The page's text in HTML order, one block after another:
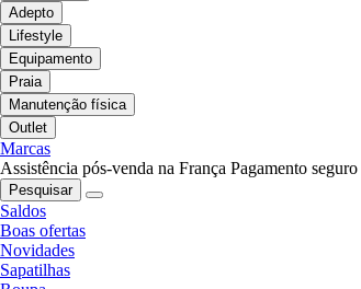
Adepto
Lifestyle
Equipamento
Praia
Manutenção física
Outlet
Marcas
Assistência pós-venda na França Pagamento seguro
Pesquisar
Saldos
Boas ofertas
Novidades
Sapatilhas